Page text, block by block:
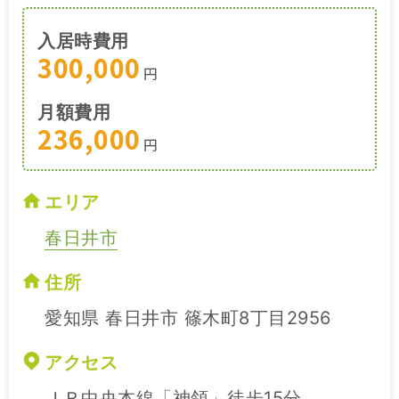
入居時費用
300,000 円
月額費用
236,000 円
エリア
春日井市
住所
愛知県 春日井市 篠木町8丁目2956
アクセス